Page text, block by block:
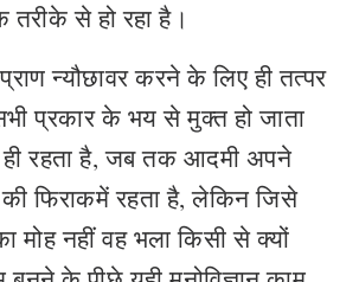
तरीके से हो रहा है।
न्यौछावर करने के लिए ही तत्पर
प्रकार के भय से मुक्त हो जाता
रहता है, जब तक आदमी अपने
की फिराकमें रहता है, लेकिन जिसे
मोह नहीं वह भला किसी से क्यों